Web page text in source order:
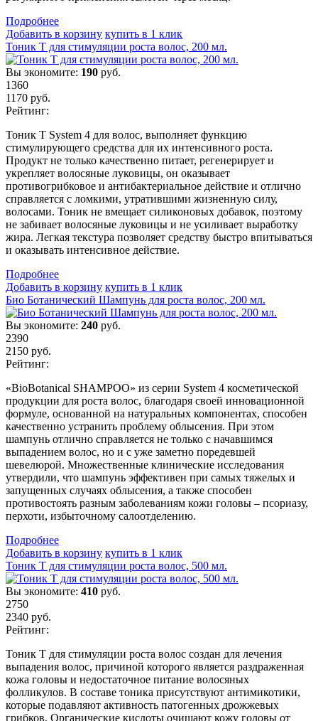
Подробнеe
Добавить в корзину купить в 1 клик
Тоник T для стимуляции роста волос, 200 мл.
Вы экономите: 190 руб.
1360
1170 руб.
Рейтинг:
Тоник Т System 4 для волос, выполняет функцию
стимулирующего средства для их интенсивного роста.
Продукт не только качественно питает, регенерирует и
укрепляет волосяные луковицы, он оказывает
противогрибковое и антибактериальное действие и отлично
справляется с ломкими, утратившими жизненную силу,
волосами. Тоник не вмещает силиконовых добавок, поэтому
не забивает волосяные луковицы и не усиливает выработку
жира. Легкая текстура позволяет средству быстро впитываться
и оказывать интенсивное действие.
Подробнеe
Добавить в корзину купить в 1 клик
Био Ботанический Шампунь для роста волос, 200 мл.
Вы экономите: 240 руб.
2390
2150 руб.
Рейтинг:
«BioBotanical SHAMPOO» из серии System 4 косметической
продукции для роста волос, благодаря своей инновационной
формуле, основанной на натуральных компонентах, способен
качественно устранить проблему облысения. При этом
шампунь отлично справляется не только с начавшимся
выпадением волос, но и с уже заметно поредевшей
шевелюрой. Множественные клинические исследования
утвердили, что шампунь эффективен при самых тяжелых и
запущенных случаях облысения, а также способен
противостоять разным заболеваниям кожи головы – псориазу,
перхоти, избыточному салоотделению.
Подробнеe
Добавить в корзину купить в 1 клик
Тоник T для стимуляции роста волос, 500 мл.
Вы экономите: 410 руб.
2750
2340 руб.
Рейтинг:
Тоник T для стимуляции роста волос создан для лечения
выпадения волос, причиной которого является раздраженная
кожа головы и недостаточное питание волосяных
фолликулов. В составе тоника присутствуют антимикотики,
которые подавляют активность патогенных дрожжевых
грибков. Органические кислоты очищают кожу головы от